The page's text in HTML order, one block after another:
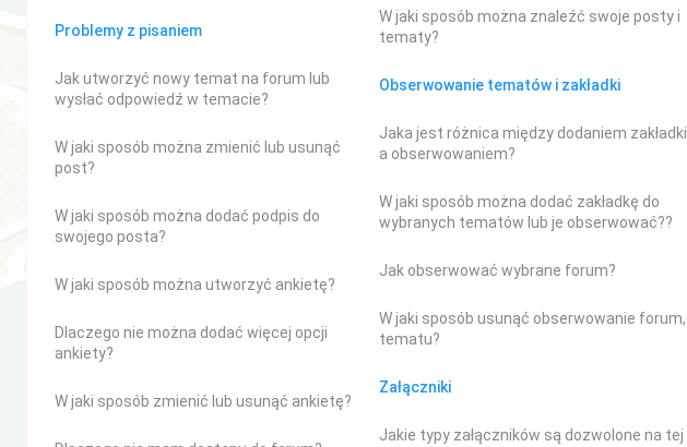
Problemy z pisaniem
Jak utworzyć nowy temat na forum lub
wysłać odpowiedź w temacie?
W jaki sposób można zmienić lub usunąć
post?
W jaki sposób można dodać podpis do
swojego posta?
W jaki sposób można utworzyć ankietę?
Dlaczego nie można dodać więcej opcji
ankiety?
W jaki sposób zmienić lub usunąć ankietę?
W jaki sposób można znaleźć swoje posty i
tematy?
Obserwowanie tematów i zakładki
Jaka jest różnica między dodaniem zakładki
a obserwowaniem?
W jaki sposób można dodać zakładkę do
wybranych tematów lub je obserwować??
Jak obserwować wybrane forum?
W jaki sposób usunąć obserwowanie forum,
tematu?
Załączniki
Jakie typy załączników są dozwolone na tej